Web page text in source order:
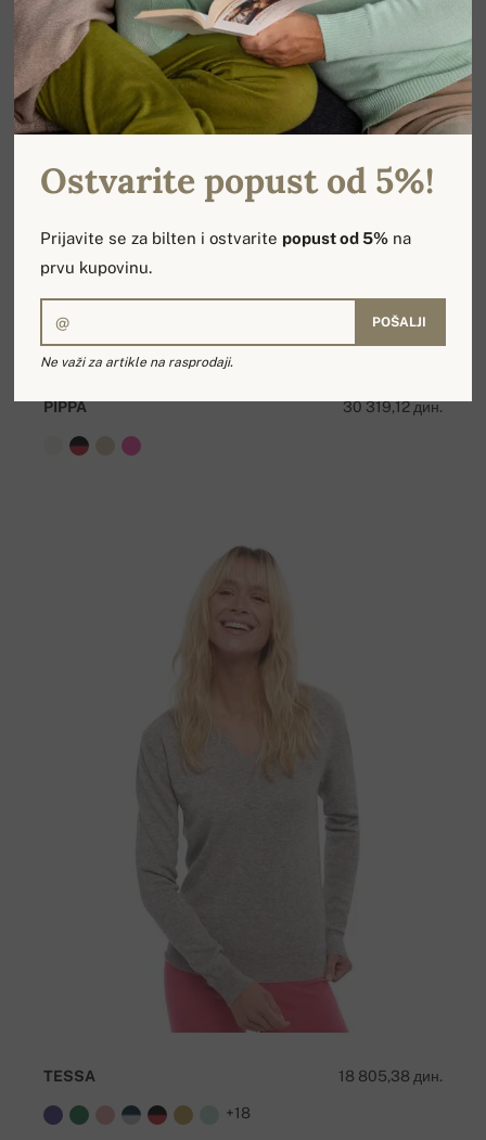
30 319,12 дин.
PIPPA
18 805,38 дин.
TESSA
+18
Ostvarite popust od 5%!
Prijavite se za bilten i ostvarite popust od 5% na
prvu kupovinu.
POŠALJI
Ne važi za artikle na rasprodaji.